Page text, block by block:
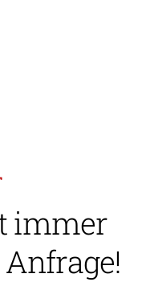
immer